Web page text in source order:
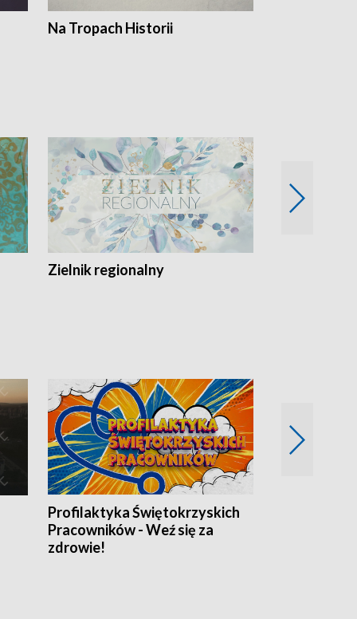
Na Tropach Historii
Zielnik regionalny
Profilaktyka Świętokrzyskich
Pracowników - Weź się za
zdrowie!